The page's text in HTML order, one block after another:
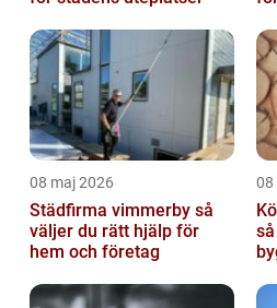
08 maj 2026
Städfirma vimmerby så
väljer du rätt hjälp för
hem och företag
08